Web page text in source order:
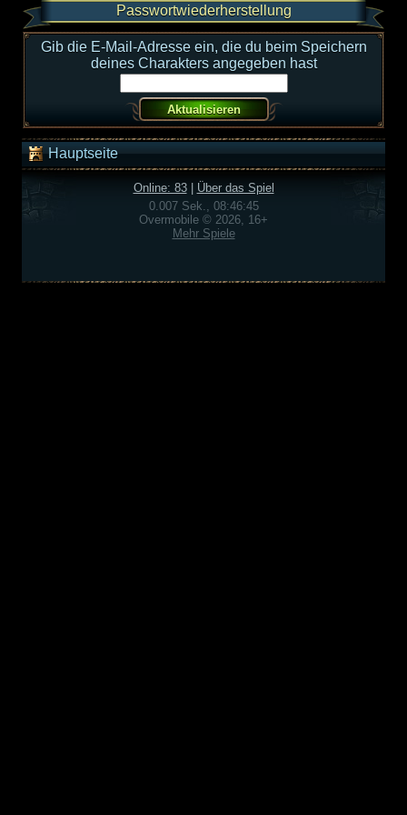
Passwortwiederherstellung
Gib die E-Mail-Adresse ein, die du beim Speichern
deines Charakters angegeben hast
Hauptseite
Online: 83| Über das Spiel
0.007 Sek., 08:46:45
Overmobile © 2026, 16+
Mehr Spiele